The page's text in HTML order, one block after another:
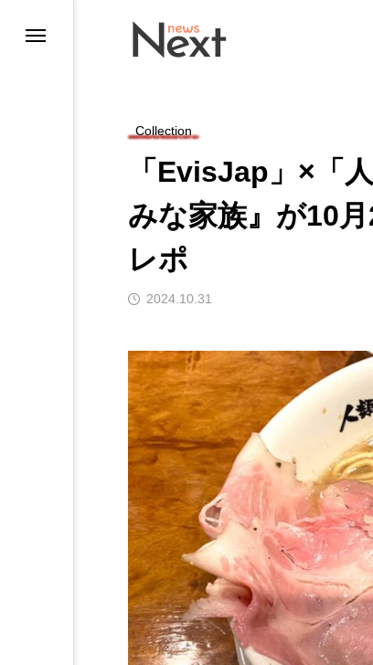
Collection
「EvisJap」×「
みな家族』が10
レポ
2024.10.31